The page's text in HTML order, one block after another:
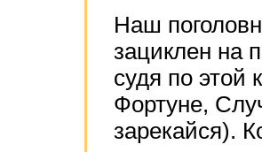
Наш
зациклен на
судя по этой
Фортуне,
зарекайся).